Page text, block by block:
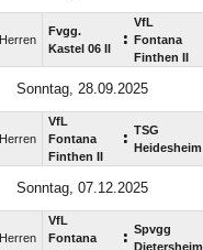
Herren
Fvgg.
Kastel 06 II
:
VfL
Fontana
Finthen II
Sonntag, 28.09.2025
Herren
VfL
Fontana
Finthen II
: TSG
Heidesheim
Sonntag, 07.12.2025
Herren
VfL
Fontana
: Spvgg
Dietersheim